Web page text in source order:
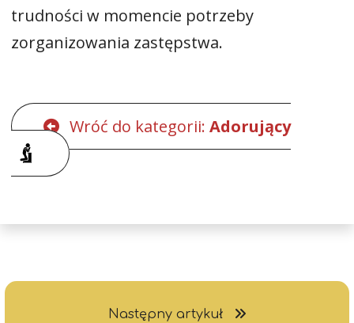
trudności w momencie potrzeby
zorganizowania zastępstwa.
Wróć do kategorii: Adorujący
Następny artykuł